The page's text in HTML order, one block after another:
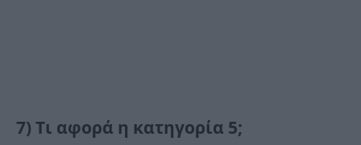
7) Τι αφορά η κατηγορία 5;